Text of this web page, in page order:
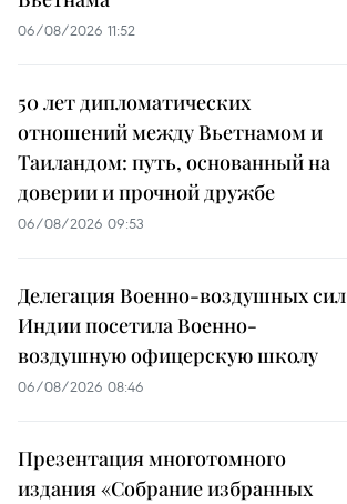
06/08/2026 11:52
50 лет дипломатических
отношений между Вьетнамом и
Таиландом: путь, основанный на
доверии и прочной дружбе
06/08/2026 09:53
Делегация Военно-воздушных сил
Индии посетила Военно-
воздушную офицерскую школу
06/08/2026 08:46
Презентация многотомного
издания «Собрание избранных